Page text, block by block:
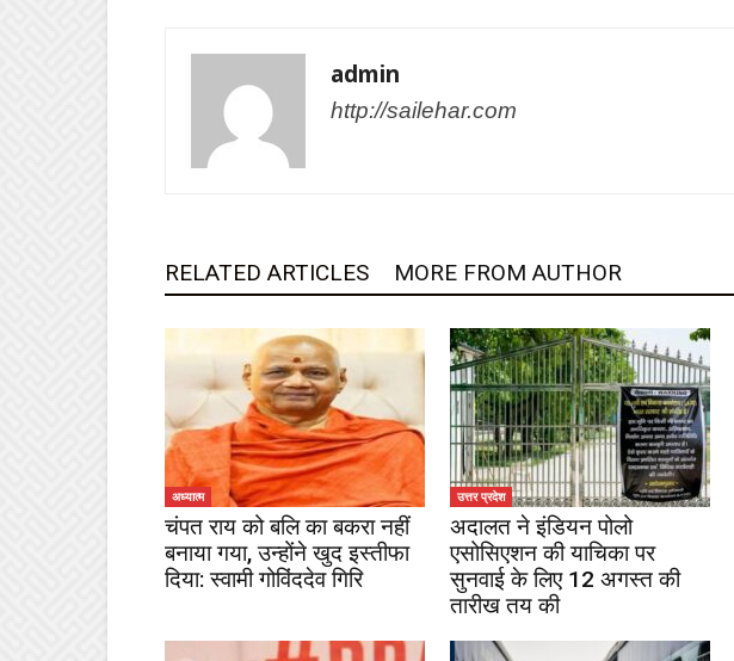
admin
http://sailehar.com
RELATED ARTICLES MORE FROM AUTHOR
अध्यात्म
चंपत राय को बलि का बकरा नहीं
बनाया गया, उन्होंने खुद इस्तीफा
दिया: स्वामी गोविंददेव गिरि
उत्तर प्रदेश
अदालत ने इंडियन पोलो
एसोसिएशन की याचिका पर
सुनवाई के लिए 12 अगस्त की
तारीख तय की